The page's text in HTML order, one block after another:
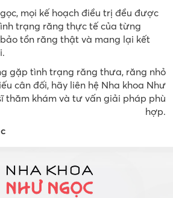
mọi kế hoạch điều trị đều được
trạng răng thực tế của từng
tồn răng thật và mang lại kết
gặp tình trạng răng thưa, răng nhỏ
cân đối, hãy liên hệ Nha khoa Như
thăm khám và tư vấn giải pháp phù
hợp.